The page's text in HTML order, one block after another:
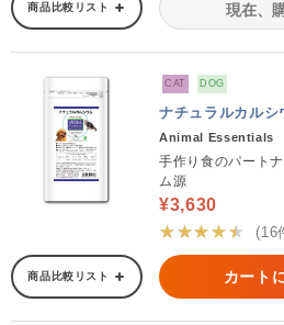
商品比較リスト 現在、
CAT DOG
ナチュラルカルシ
Animal Essentials
手作り食のパート
ム源
¥3,630
★★★★★
(16
商品比較リスト カート